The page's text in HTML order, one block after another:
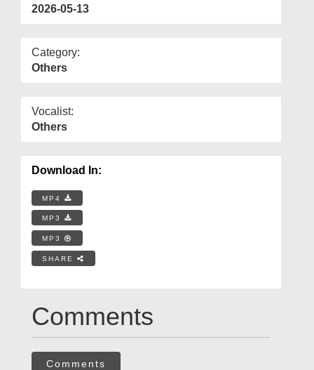
2026-05-13
Category:
Others
Vocalist:
Others
Download In:
MP4
MP3
MP3
SHARE
Comments
Comments